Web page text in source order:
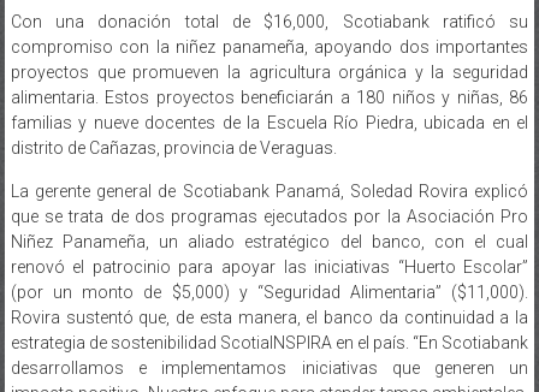
Con una donación total de $16,000, Scotiabank ratificó su
compromiso con la niñez panameña, apoyando dos importantes
proyectos que promueven la agricultura orgánica y la seguridad
alimentaria. Estos proyectos beneficiarán a 180 niños y niñas, 86
familias y nueve docentes de la Escuela Río Piedra, ubicada en el
distrito de Cañazas, provincia de Veraguas.
La gerente general de Scotiabank Panamá, Soledad Rovira explicó
que se trata de dos programas ejecutados por la Asociación Pro
Niñez Panameña, un aliado estratégico del banco, con el cual
renovó el patrocinio para apoyar las iniciativas “Huerto Escolar”
(por un monto de $5,000) y “Seguridad Alimentaria” ($11,000).
Rovira sustentó que, de esta manera, el banco da continuidad a la
estrategia de sostenibilidad ScotiaINSPIRA en el país. “En Scotiabank
desarrollamos e implementamos iniciativas que generen un